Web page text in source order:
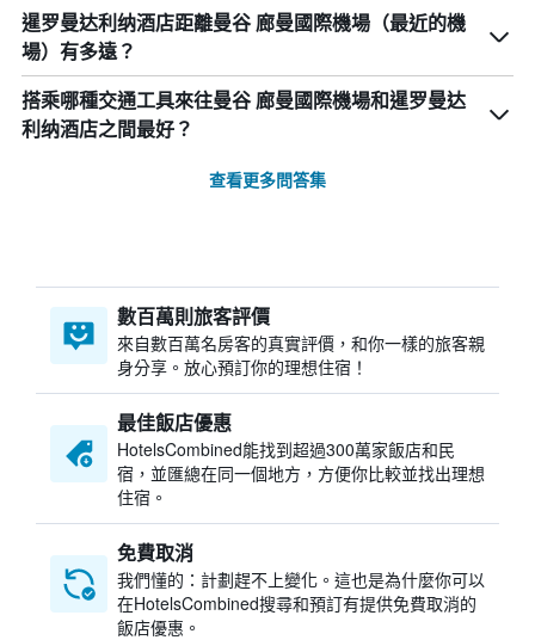
暹罗曼达利纳酒店距離曼谷 廊曼國際機場（最近的機
場）有多遠？
搭乘哪種交通工具來往曼谷 廊曼國際機場和暹罗曼达
利纳酒店之間最好？
查看更多問答集
數百萬則旅客評價
來自數百萬名房客的真實評價，和你一樣的旅客親
身分享。放心預訂你的理想住宿！
最佳飯店優惠
HotelsCombined​能找到超過300萬家飯店和民
宿，並匯總在同一個地方，方便你比較並找出理想
住宿。
免費取消
我們懂的：計劃趕不上變化。這也是為什麼你可以
在HotelsCombined搜尋和預訂有提供免費取消的
飯店優惠。